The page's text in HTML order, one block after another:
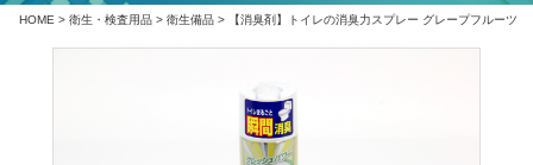
HOME > 衛生・検査用品> 衛生備品> 【消臭剤】トイレの消臭力スプレー グレープフルーツ